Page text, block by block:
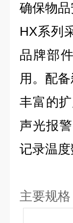
确保物品
HX系列
品牌部
用。配
丰富的
声光报警
记录温度
主要规格